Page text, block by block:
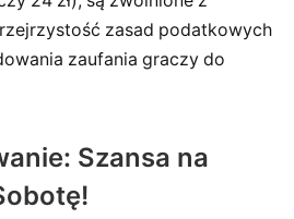
zasad podatkowych
zaufania graczy do
Szansa na